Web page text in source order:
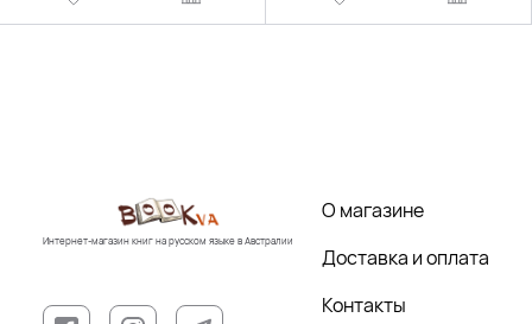
Интернет-магазин книг на русском языке в Австралии
О магазине
Доставка и оплата
Контакты